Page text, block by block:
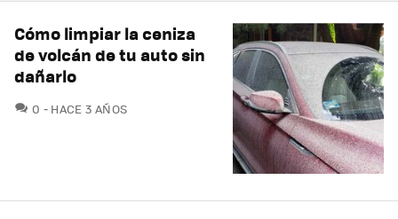
Cómo limpiar la ceniza
de volcán de tu auto sin
dañarlo
0 COMENTARIOS
HACE 3 AÑOS